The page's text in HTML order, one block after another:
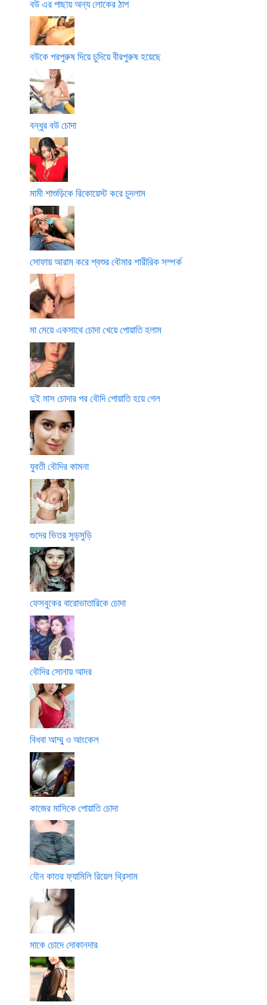
বউ এর পাছায় অন্য লোকের ঠাপ
বউকে পরপুরুষ দিয়ে চুদিয়ে বীরপুরুষ হয়েছে
বন্ধুর বউ চোদা
মামী শাশুড়িকে রিকোয়েস্ট করে চুদলাম
সোফায় আরাম করে শ্বশুর বৌমার শারীরিক সম্পর্ক
মা মেয়ে একসাথে চোদা খেয়ে পোয়াতি হলাম
দুই মাস চোদার পর বৌদি পোয়াতি হয়ে গেল
যুবতী বৌদির কামনা
গুদের ভিতর সুড়সুড়ি
ফেসবুকের বারোভাতারিকে চোদা
বৌদির সোনায় আদর
বিধবা আম্মু ও আংকেল
কাজের মাসিকে পোয়াতি চোদা
যৌন কাতর ফ্যামিলি রিয়েল থ্রিসাম
মাকে চোদে দোকানদার